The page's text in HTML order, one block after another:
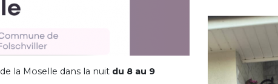
la Moselle dans la nuit du 8 au 9